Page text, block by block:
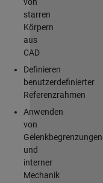
starren
Körpern
aus
CAD
Definieren
benutzerdefinierter
Referenzrahmen
Anwenden
von
Gelenkbegrenzungen
und
interner
Mechanik